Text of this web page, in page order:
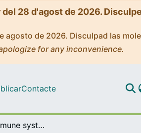
28 d'agost de 2026.
agosto de 2026. Disculpad las
for any inconvenience.
Contacte
Kv1.5 in the immune system: the good, the bad, or the ugly?